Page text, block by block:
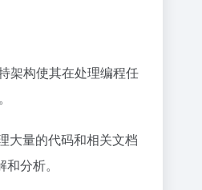
架构使其在处理编程任
大量的代码和相关文档
分析。​